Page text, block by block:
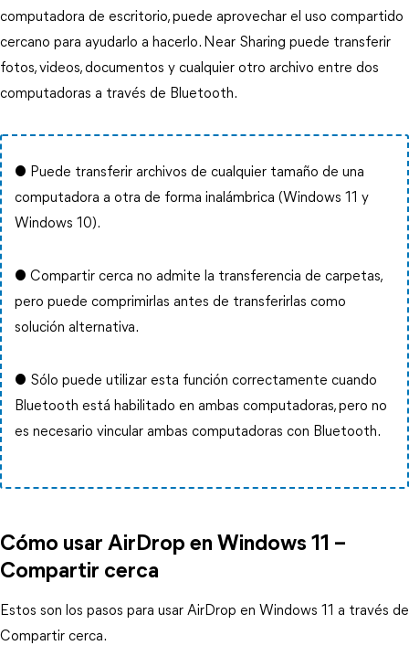
computadora de escritorio, puede aprovechar el uso compartido
cercano para ayudarlo a hacerlo. Near Sharing puede transferir
fotos, videos, documentos y cualquier otro archivo entre dos
computadoras a través de Bluetooth.
● Puede transferir archivos de cualquier tamaño de una
computadora a otra de forma inalámbrica (Windows 11 y
Windows 10).
● Compartir cerca no admite la transferencia de carpetas,
pero puede comprimirlas antes de transferirlas como
solución alternativa.
● Sólo puede utilizar esta función correctamente cuando
Bluetooth está habilitado en ambas computadoras, pero no
es necesario vincular ambas computadoras con Bluetooth.
Cómo usar AirDrop en Windows 11 –
Compartir cerca
Estos son los pasos para usar AirDrop en Windows 11 a través de
Compartir cerca.